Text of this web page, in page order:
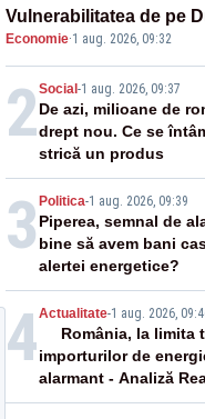
Vulnerabilitatea de pe
pune în pericol Centrala
cunoscută de pe
Economie·1 aug. 2026, 09:32
2Social -1 aug. 2026, 09:37
De azi, milioane de
drept nou. Ce se
strică un produs
3 Politica-1 aug. 2026, 09:39
Piperea, semnal de
bine să avem bani
alertei energetice?
4Actualitate-1 aug. 2026,
România, la limita
importurilor de
alarmant - Analiză